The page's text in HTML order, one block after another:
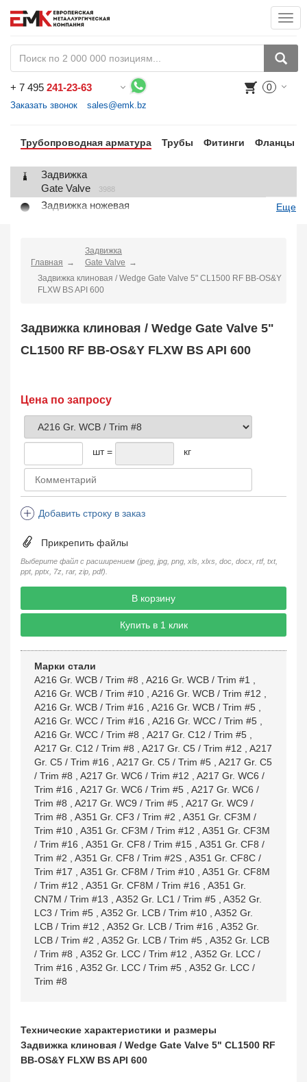
+ 7 495 241-23-63
Заказать звонок sales@emk.bz
0
Трубопроводная арматура Трубы Фитинги Фланцы
Задвижка
Gate Valve
3988
Задвижка ножевая
Globe Valve
2191
Клапан регулирующий
Control Valve
2
Клапан обратный
Plug Valve
148
Затвор дисковый
Фильтр сетчатый
Strainer
1138
Конденсатоотводчик
Steam Trap
4
Компенсатор
Пламегаситель
Flame Arrester
73
Заказать в 1 клик
Еще
Главная
Задвижка
Gate Valve
Задвижка клиновая / Wedge Gate Valve 5" CL1500 RF BB-OS&Y
FLXW BS API 600
Задвижка клиновая / Wedge Gate Valve 5"
CL1500 RF BB-OS&Y FLXW BS API 600
Цена по запросу
шт = кг
Добавить строку в заказ
Прикрепить файлы
Выберите файл с расширением (jpeg, jpg, png, xls, xlxs, doc, docx, rtf, txt,
ppt, pptx, 7z, rar, zip, pdf).
В корзину
Купить в 1 клик
Марки стали
A216 Gr. WCB / Trim #8
A216 Gr. WCB / Trim #1
A216 Gr. WCB / Trim #10
A216 Gr. WCB / Trim #12
A216 Gr. WCB / Trim #16
A216 Gr. WCB / Trim #5
A216 Gr. WCC / Trim #16
A216 Gr. WCC / Trim #5
A216 Gr. WCC / Trim #8
A217 Gr. C12 / Trim #5
A217 Gr. C12 / Trim #8
A217 Gr. C5 / Trim #12
A217
Gr. C5 / Trim #16
A217 Gr. C5 / Trim #5
A217 Gr. C5
/ Trim #8
A217 Gr. WC6 / Trim #12
A217 Gr. WC6 /
Trim #16
A217 Gr. WC6 / Trim #5
A217 Gr. WC6 /
Trim #8
A217 Gr. WC9 / Trim #5
A217 Gr. WC9 /
Trim #8
A351 Gr. CF3 / Trim #2
A351 Gr. CF3M /
Trim #10
A351 Gr. CF3M / Trim #12
A351 Gr. CF3M
/ Trim #16
A351 Gr. CF8 / Trim #15
A351 Gr. CF8 /
Trim #2
A351 Gr. CF8 / Trim #2S
A351 Gr. CF8C /
Trim #17
A351 Gr. CF8M / Trim #10
A351 Gr. CF8M
/ Trim #12
A351 Gr. CF8M / Trim #16
A351 Gr.
CN7M / Trim #13
A352 Gr. LC1 / Trim #5
A352 Gr.
LC3 / Trim #5
A352 Gr. LCB / Trim #10
A352 Gr.
LCB / Trim #12
A352 Gr. LCB / Trim #16
A352 Gr.
LCB / Trim #2
A352 Gr. LCB / Trim #5
A352 Gr. LCB
/ Trim #8
A352 Gr. LCC / Trim #12
A352 Gr. LCC /
Trim #16
A352 Gr. LCC / Trim #5
A352 Gr. LCC /
Trim #8
Технические характеристики и размеры
Задвижка клиновая / Wedge Gate Valve 5" CL1500 RF
BB-OS&Y FLXW BS API 600